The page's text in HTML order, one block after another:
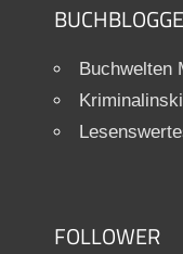
Buchwelten
FOLLOWER